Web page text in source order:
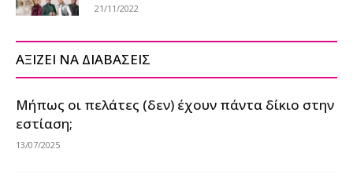
21/11/2022
ΑΞΙΖΕΙ ΝΑ ΔΙΑΒΑΣΕΙΣ
Μήπως οι πελάτες (δεν) έχουν πάντα δίκιο στην
εστίαση;
13/07/2025